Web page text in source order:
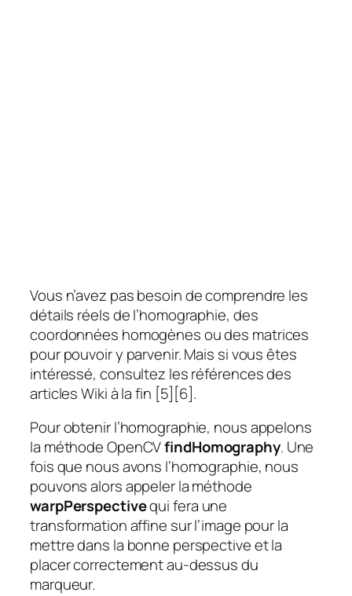
Vous n’avez pas besoin de comprendre les
détails réels de l’homographie, des
coordonnées homogènes ou des matrices
pour pouvoir y parvenir. Mais si vous êtes
intéressé, consultez les références des
articles Wiki à la fin [5][6].
Pour obtenir l’homographie, nous appelons
la méthode OpenCVfindHomography. Une
fois que nous avons l’homographie, nous
pouvons alors appeler la méthode
warpPerspectivequi fera une
transformation affine sur l’image pour la
mettre dans la bonne perspective et la
placer correctement au-dessus du
marqueur.